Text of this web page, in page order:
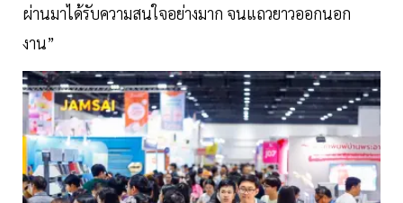
ผ่านมาได้รับความสนใจอย่างมาก จนแถวยาวออกนอก
งาน”